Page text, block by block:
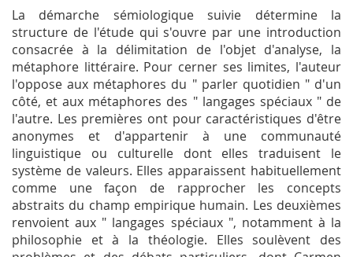
La démarche sémiologique suivie détermine la
structure de l'étude qui s'ouvre par une introduction
consacrée à la délimitation de l'objet d'analyse, la
métaphore littéraire. Pour cerner ses limites, l'auteur
l'oppose aux métaphores du " parler quotidien " d'un
côté, et aux métaphores des " langages spéciaux " de
l'autre. Les premières ont pour caractéristiques d'être
anonymes et d'appartenir à une communauté
linguistique ou culturelle dont elles traduisent le
système de valeurs. Elles apparaissent habituellement
comme une façon de rapprocher les concepts
abstraits du champ empirique humain. Les deuxièmes
renvoient aux " langages spéciaux ", notamment à la
philosophie et à la théologie. Elles soulèvent des